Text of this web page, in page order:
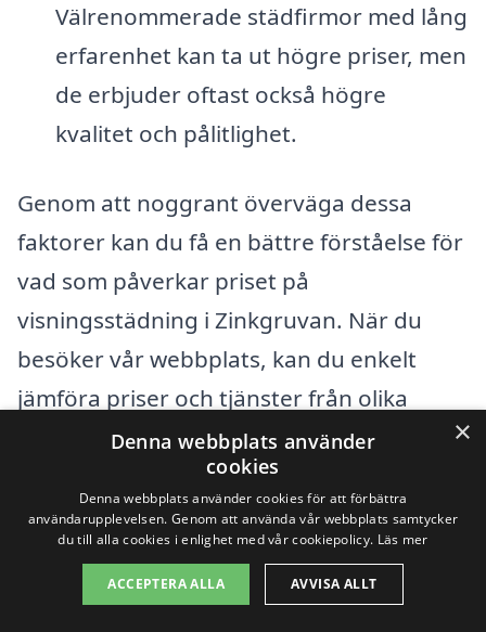
Välrenommerade städfirmor med lång
erfarenhet kan ta ut högre priser, men
de erbjuder oftast också högre
kvalitet och pålitlighet.
Genom att noggrant överväga dessa
faktorer kan du få en bättre förståelse för
vad som påverkar priset på
visningsstädning i Zinkgruvan. När du
besöker vår webbplats, kan du enkelt
jämföra priser och tjänster från olika
städfirmor i ditt område. Detta ger dig
möjligheten att få det bästa möjliga
erbjudandet för den städning du behöver.
För att få skräddarsydda offerter
×
Denna webbplats använder
cookies
Denna webbplats använder cookies för att förbättra
användarupplevelsen. Genom att använda vår webbplats samtycker
du till alla cookies i enlighet med vår cookiepolicy. Läs mer
ACCEPTERA ALLA AVVISA ALLT